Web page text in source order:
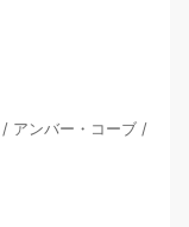
/ アンバー・コーブ /